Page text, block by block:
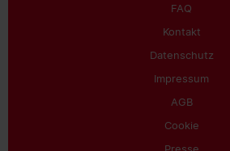
FAQ
Kontakt
Datenschutz
Impressum
AGB
Cookie